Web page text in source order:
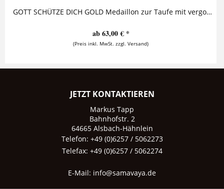
GOTT SCHÜTZE DICH GOLD Medaillon zur Taufe mit vergoldetem Kreuz Diese bezaubernde Taufkette mit Gravur besteht aus einem personalisierten...
ab 63,00 € *
(Preis inkl. MwSt. zzgl. Versand)
JETZT KONTAKTIEREN
Markus Tapp
Bahnhofstr. 2
64665 Alsbach-Hähnlein
Telefon: +49 (0)6257 / 5062273
Telefax: +49 (0)6257 / 5062274
E-Mail: info@samavaya.de